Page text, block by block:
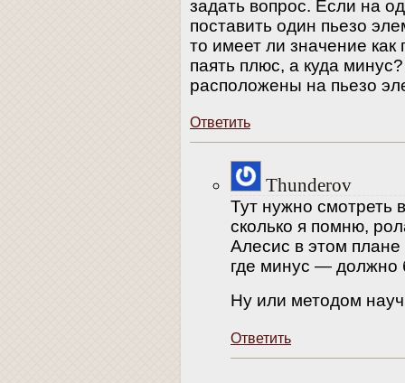
задать вопрос. Если на
поставить один пьезо
то имеет ли значение как
паять плюс, а куда
расположены на пьезо
Ответить
Thunderov
Тут нужно смотреть
сколько я помню,
Алесис в этом
где минус — должно
Ну или методом
Ответить